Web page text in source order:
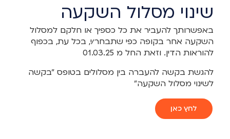
שינוי מסלול השקעה
באפשרותך להעביר את כל כספיך או חלקם למסלול
השקעה אחר בקופה כפי שתבחר/י, בכל עת, בכפוף
להוראות הדין. וזאת החל מ 01.03.25
להגשת בקשה להעברה בין מסלולים בטופס "בקשה
לשינוי מסלול השקעה"
לחץ כאן